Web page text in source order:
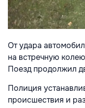
От удара
на встречную
Поезд продолжил
Полиция
происшествия и